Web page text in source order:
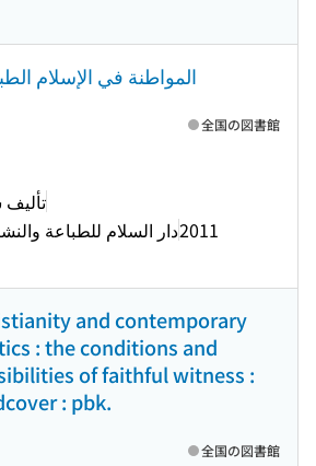
المواطنة في الإسلام
دار السلام للطباعة2011
全国の図書館
and contemporary
: the conditions and
of faithful witness :
: pbk.
全国の図書館